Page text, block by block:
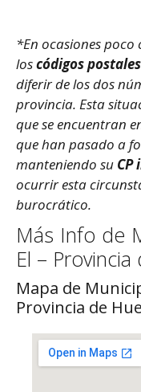
*En ocasiones
loscódigos
diferir de los dos
provincia. Esta
que se encuentran
que han pasado a
manteniendo su CP
ocurrir esta
burocrático.
Más Info de
El – Provincia
Mapa de
Provincia de